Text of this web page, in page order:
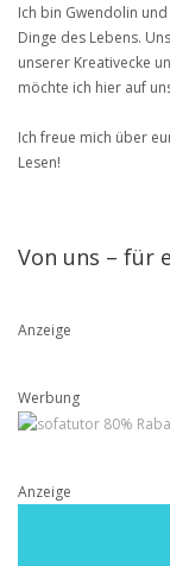
Ich bin Gwendolin
Dinge des Lebens.
unserer Kreativecke
möchte ich hier auf
Ich freue mich über
Lesen!
Von uns – für
Anzeige
Werbung
Anzeige